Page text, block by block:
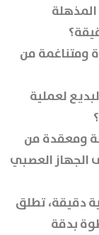
ومتناغمة من
لعملية
ومعقدة من
الجهاز العصبي
دقيقة، تطلق
بدقة